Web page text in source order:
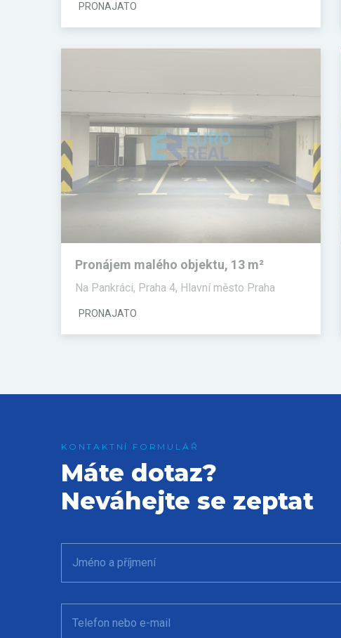
PRONAJATO
Pronájem malého objektu, 13 m²
Na Pankráci, Praha 4, Hlavní město Praha
PRONAJATO
Máte dotaz?
Neváhejte se zeptat
Jméno a příjmení
Telefon nebo e-mail